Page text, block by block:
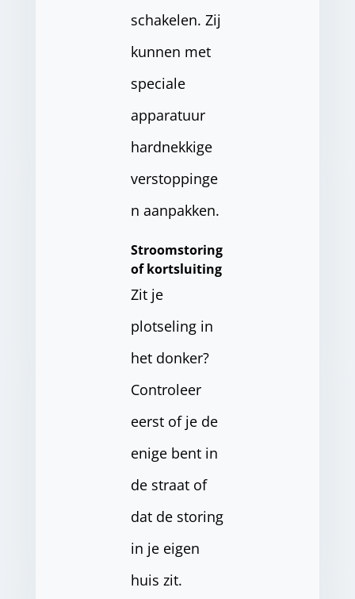
schakelen. Zij
kunnen met
speciale
apparatuur
hardnekkige
verstoppinge
n aanpakken.
Stroomstoring
of kortsluiting
Zit je
plotseling in
het donker?
Controleer
eerst of je de
enige bent in
de straat of
dat de storing
in je eigen
huis zit.